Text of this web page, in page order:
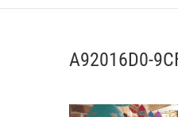
A92016D0-